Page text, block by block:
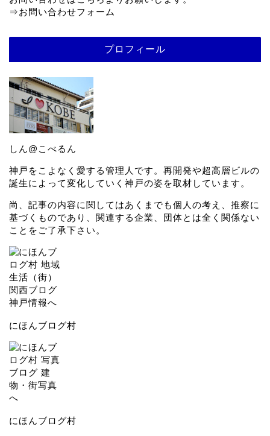
⇒お問い合わせフォーム
プロフィール
しん@こべるん
神戸をこよなく愛する管理人です。再開発や超高層ビルの
誕生によって変化していく神戸の姿を取材しています。
尚、記事の内容に関してはあくまでも個人の考え、推察に
基づくものであり、関連する企業、団体とは全く関係ない
ことをご了承下さい。
にほんブログ村
にほんブログ村